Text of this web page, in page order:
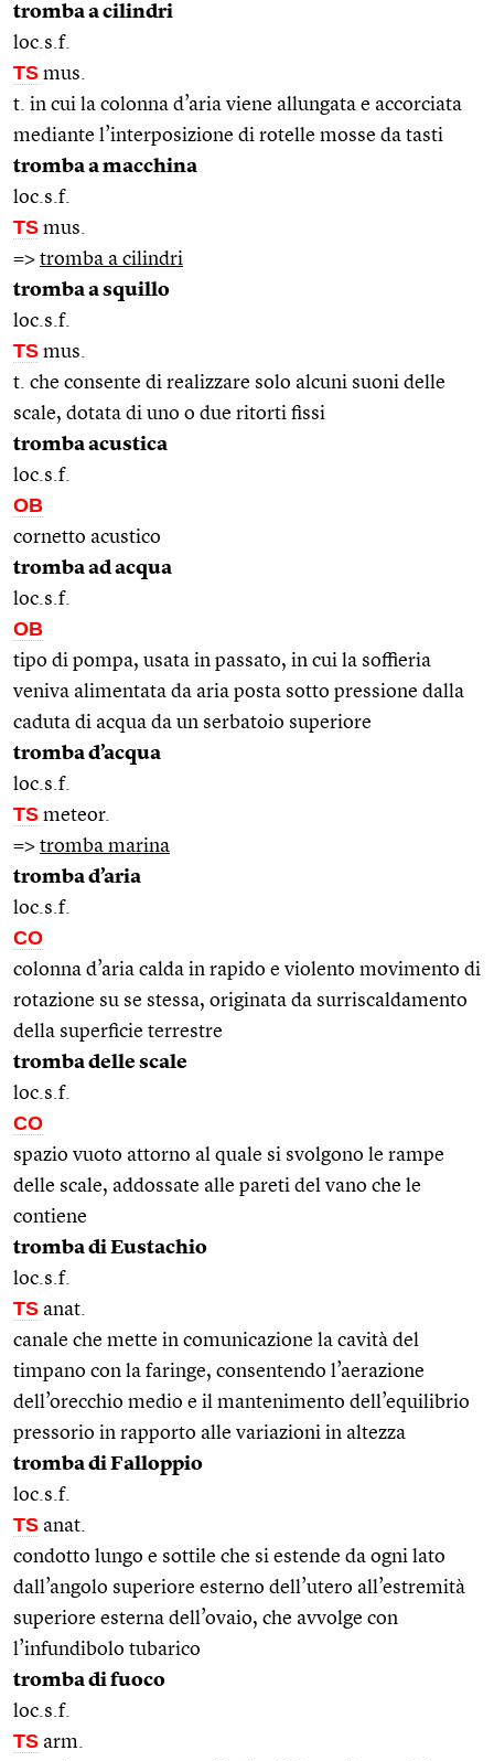
tromba a cilindri
loc.s.f.
TS mus.
t. in cui la colonna d’aria viene allungata e accorciata
mediante l’interposizione di rotelle mosse da tasti
tromba a macchina
loc.s.f.
TS mus.
=> tromba a cilindri
tromba a squillo
loc.s.f.
TS mus.
t. che consente di realizzare solo alcuni suoni delle
scale, dotata di uno o due ritorti fissi
tromba acustica
loc.s.f.
OB
cornetto acustico
tromba ad acqua
loc.s.f.
OB
tipo di pompa, usata in passato, in cui la soffieria
veniva alimentata da aria posta sotto pressione dalla
caduta di acqua da un serbatoio superiore
tromba d’acqua
loc.s.f.
TS meteor.
=> tromba marina
tromba d’aria
loc.s.f.
CO
colonna d’aria calda in rapido e violento movimento di
rotazione su se stessa, originata da surriscaldamento
della superficie terrestre
tromba delle scale
loc.s.f.
CO
spazio vuoto attorno al quale si svolgono le rampe
delle scale, addossate alle pareti del vano che le
contiene
tromba di Eustachio
loc.s.f.
TS anat.
canale che mette in comunicazione la cavità del
timpano con la faringe, consentendo l’aerazione
dell’orecchio medio e il mantenimento dell’equilibrio
pressorio in rapporto alle variazioni in altezza
tromba di Falloppio
loc.s.f.
TS anat.
condotto lungo e sottile che si estende da ogni lato
dall’angolo superiore esterno dell’utero all’estremità
superiore esterna dell’ovaio, che avvolge con
l’infundibolo tubarico
tromba di fuoco
loc.s.f.
TS arm.